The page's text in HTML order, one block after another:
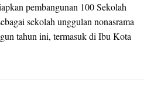
pembangunan 100 Sekolah
sekolah unggulan nonasrama
tahun ini, termasuk di Ibu Kota